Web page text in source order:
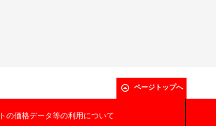
ページトップへ
の価格データ等の利用について